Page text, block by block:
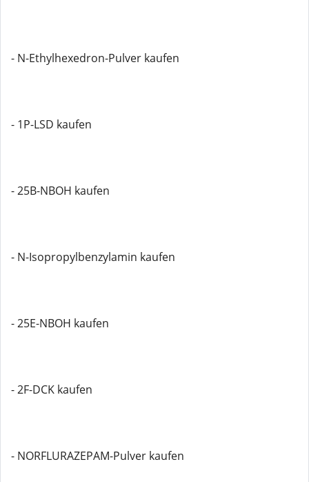
- N-Ethylhexedron-Pulver kaufen
- 1P-LSD kaufen
- 25B-NBOH kaufen
- N-Isopropylbenzylamin kaufen
- 25E-NBOH kaufen
- 2F-DCK kaufen
- NORFLURAZEPAM-Pulver kaufen